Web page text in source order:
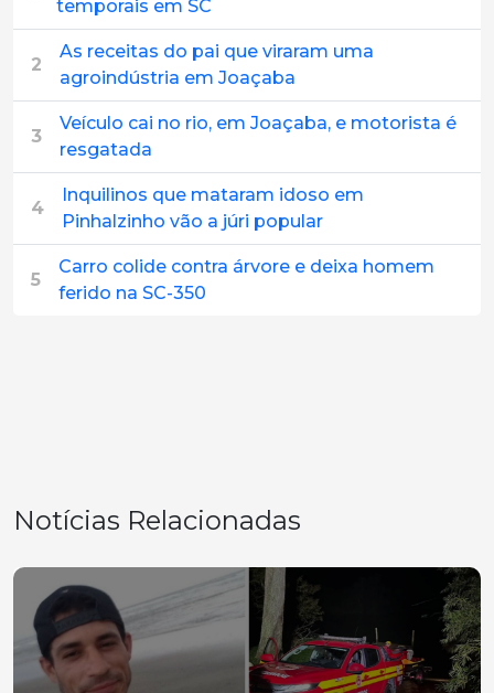
temporais em SC
2
As receitas do pai que viraram uma
agroindústria em Joaçaba
3
Veículo cai no rio, em Joaçaba, e motorista é
resgatada
4
Inquilinos que mataram idoso em
Pinhalzinho vão a júri popular
5
Carro colide contra árvore e deixa homem
ferido na SC-350
Notícias Relacionadas